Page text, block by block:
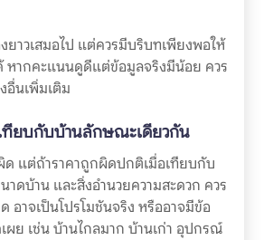
ยาวเสมอไป แต่ควรมีบริบทเพียงพอให้
หากคะแนนดูดีแต่ข้อมูลจริงมีน้อย ควร
อื่นเพิ่มเติม
ทียบกับบ้านลักษณะเดียวกัน
ด แต่ถ้าราคาถูกผิดปกติเมื่อเทียบกับ
าดบ้าน และสิ่งอำนวยความสะดวก ควร
อาจเป็นโปรโมชันจริง หรืออาจมีข้อ
ผย เช่น บ้านไกลมาก บ้านเก่า อุปกรณ์